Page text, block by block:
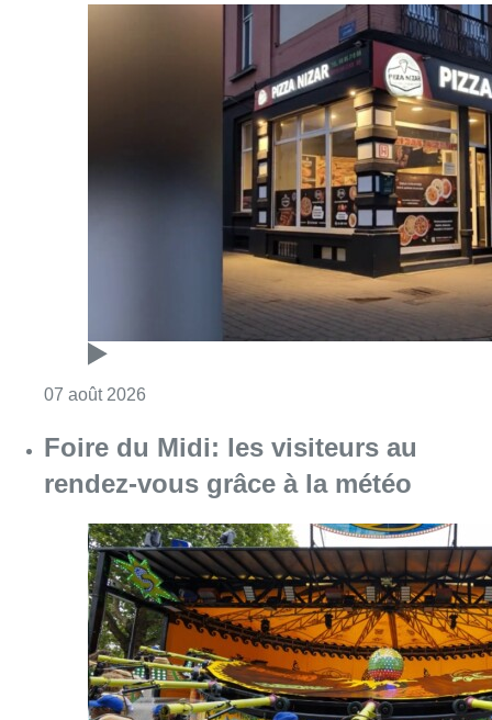
07 août 2026
Foire du Midi: les visiteurs au
rendez-vous grâce à la météo